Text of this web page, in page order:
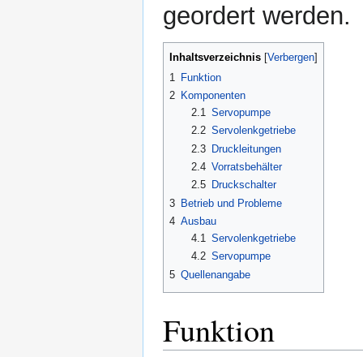
geordert werden.
Inhaltsverzeichnis
1
Funktion
2 Komponenten
2.1
Servopumpe
2.2 Servolenkgetriebe
2.3 Druckleitungen
2.4 Vorratsbehälter
2.5
Druckschalter
3 Betrieb und Probleme
4 Ausbau
4.1
Servolenkgetriebe
4.2 Servopumpe
5 Quellenangabe
Funktion